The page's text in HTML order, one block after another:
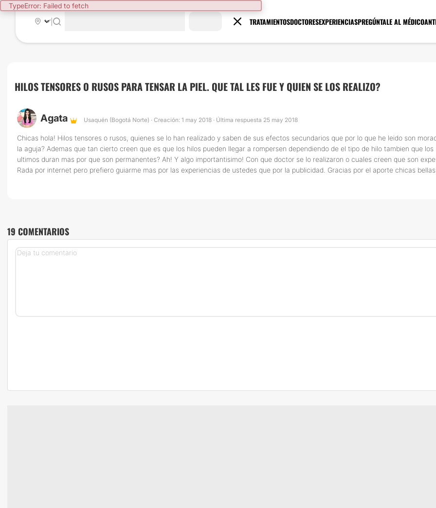
TypeError: Failed to fetch
TRATAMIENTOSDOCTORESEXPERIENCIASPREGÚNTALE AL MÉDICO
|
HILOS TENSORES O RUSOS PARA TENSAR LA PIEL. QUE TAL LES FUE Y QUIEN SE LOS REALIZO?
Agata Usaquén (Bogotá Norte) · Creación: 1 may 2018 · Última respuesta 25 may 2018
Chicas hola! Hilos tensores o rusos, quienes se lo han realizado y saben de sus efectos secundarios que por lo que he leido son
la aguja? Ademas que tan cierto creen que es que los hilos pueden llegar a rompersen dependiendo de el tipo de hilo tambien que
ultimos duran mas por que son permanentes? Ah! Y algo importantisimo! Con que doctor se lo realizaron o cuales creen que son
Rada por internet pero prefiero guiarme mas por las experiencias de ustedes que por la publicidad. Gracias por el aporte chicas bellas
19 COMENTARIOS